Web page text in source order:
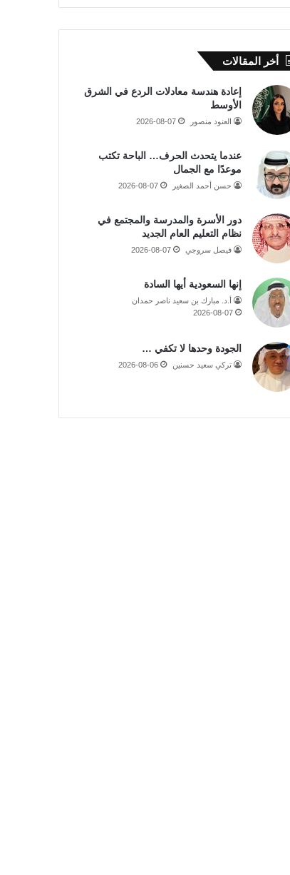
أخر المقالات
إعادة هندسة معادلات الردع في الشرق
الأوسط
العنود منصور 2026-08-07
عندما يتحدث الحرف… الباحة تكتب
موعدًا مع الجمال
حسن أحمد الصغير 2026-08-07
دور الأسرة والمدرسة والمجتمع في
نظام التعليم العام الجديد
فيصل سروجي 2026-08-07
إنها السعودية أيها السادة
أ.د. مبارك بن سعيد ناصر حمدان
2026-08-07
الجودة وحدها لا تكفي …
تركي سعيد حسنين 2026-08-06